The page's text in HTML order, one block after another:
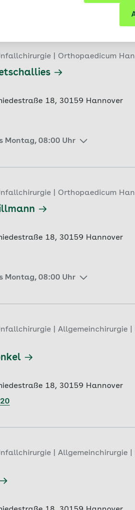
Montag, 08:00 Uhr
| Orthopaedicum
18, 30159 Hannover
Montag, 08:00 Uhr
| Orthopaedicum
18, 30159 Hannover
Montag, 08:00 Uhr
| Allgemeinchirurgie
18, 30159 Hannover
| Allgemeinchirurgie